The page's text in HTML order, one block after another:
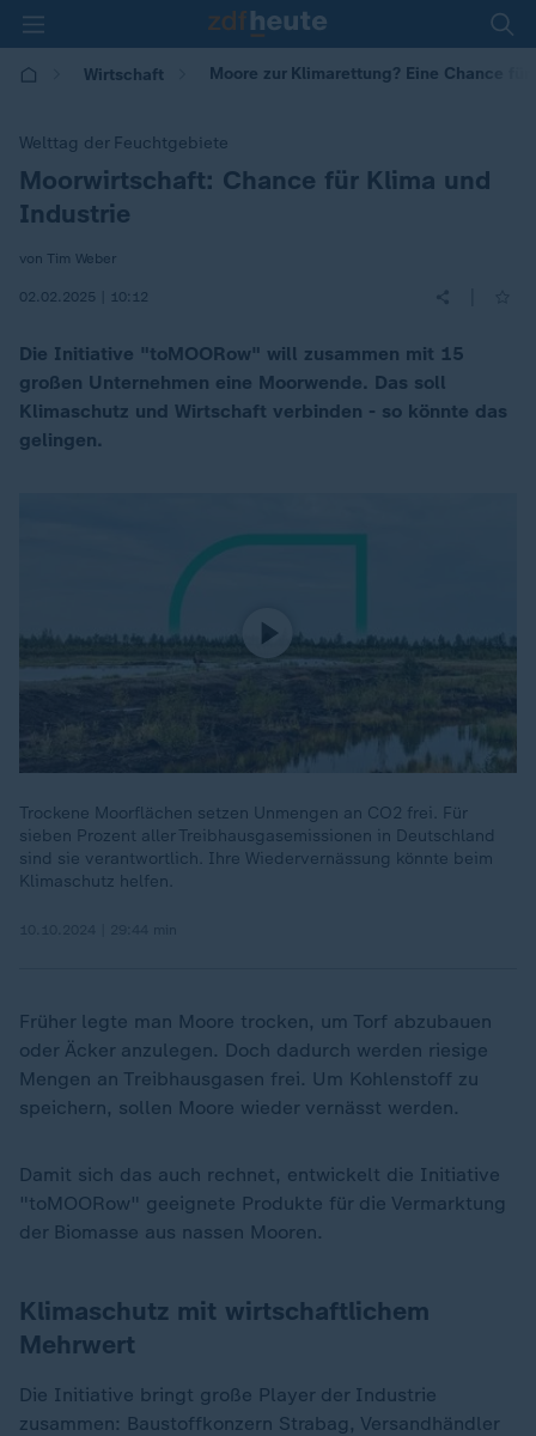
Wirtschaft Moore zur Klimarettung? Eine Chance
Welttag der Feuchtgebiete
:Moorwirtschaft: Chance für Klima und
Industrie
von Tim Weber
02.02.2025 | 10:12
Die Initiative "toMOORow" will zusammen mit 15
großen Unternehmen eine Moorwende. Das soll
Klimaschutz und Wirtschaft verbinden - so könnte das
gelingen.
Trockene Moorflächen setzen Unmengen an CO2 frei. Für
sieben Prozent aller Treibhausgasemissionen in Deutschland
sind sie verantwortlich. Ihre Wiedervernässung könnte beim
Klimaschutz helfen.
Früher legte man Moore trocken, um Torf abzubauen
oder Äcker anzulegen. Doch dadurch werden riesige
Mengen an Treibhausgasen frei. Um Kohlenstoff zu
speichern, sollen Moore wieder vernässt werden.
Damit sich das auch rechnet, entwickelt die Initiative
"toMOORow" geeignete Produkte für die Vermarktung
der Biomasse aus nassen Mooren.
Klimaschutz mit wirtschaftlichem
Mehrwert
Die Initiative bringt große Player der Industrie
zusammen: Baustoffkonzern Strabag, Versandhändler